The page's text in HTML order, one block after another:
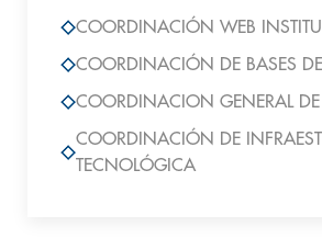
COORDINACIÓN WEB
COORDINACIÓN DE BASES
COORDINACION GENERAL DE
COORDINACIÓN DE
TECNOLÓGICA